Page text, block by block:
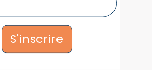
S'inscrire
couple au sauna
€